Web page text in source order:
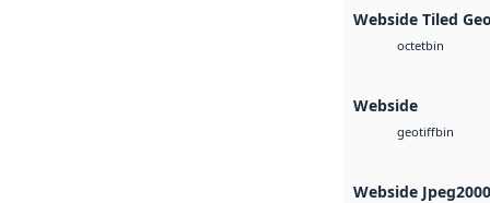
Webside Tiled
octetbin
Webside
geotiffbin
Webside Jpeg2000